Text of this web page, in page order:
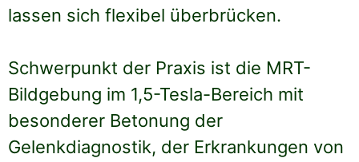
lassen sich flexibel überbrücken.
Schwerpunkt der Praxis ist die MRT-
Bildgebung im 1,5-Tesla-Bereich mit
besonderer Betonung der
Gelenkdiagnostik, der Erkrankungen von